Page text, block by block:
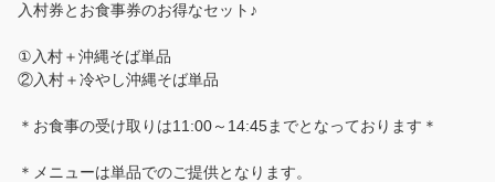
入村券とお食事券のお得なセット♪
①入村＋沖縄そば単品
②入村＋冷やし沖縄そば単品
＊お食事の受け取りは11:00～14:45までとなっております＊
＊メニューは単品でのご提供となります。